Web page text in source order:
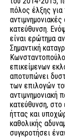
πόλος έλξης για
κατεύθυνση.
είναι ερώτημα
Σημαντική
επικείμενων
αποτυπώνει
των επιλογών
αντιμνημονιακή
κατεύθυνση, στο
ήττας και
καθολικής
συγκροτήσει